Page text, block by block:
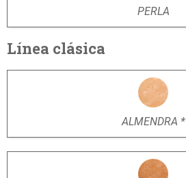
PERLA
Línea clásica
ALMENDRA *